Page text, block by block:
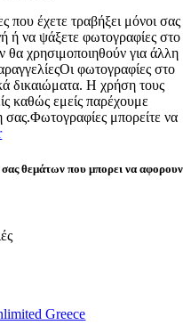
που έχετε τραβήξει μόνοι σας
ή να ψάξετε φωτογραφίες στο
θα χρησιμοποιηθούν για άλλη
φωτογραφίες στο
δικαιώματα. Η χρήση τους
καθώς εμείς παρέχουμε
σας.Φωτογραφίες μπορείτε να
θεμάτων που μπορει να αφορουν
Greece